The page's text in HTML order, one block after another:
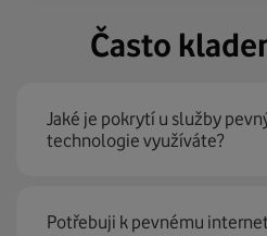
Často
Jaké je pokrytí u služby
technologie využíváte?
Pevný internet můžeme
Potřebuji k pevnému